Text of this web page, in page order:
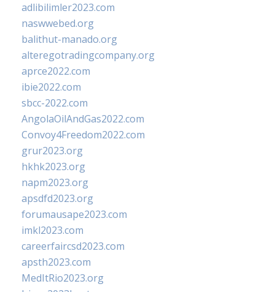
adlibilimler2023.com
naswwebed.org
balithut-manado.org
alteregotradingcompany.org
aprce2022.com
ibie2022.com
sbcc-2022.com
AngolaOilAndGas2022.com
Convoy4Freedom2022.com
grur2023.org
hkhk2023.org
napm2023.org
apsdfd2023.org
forumausape2023.com
imkl2023.com
careerfaircsd2023.com
apsth2023.com
MedItRio2023.org